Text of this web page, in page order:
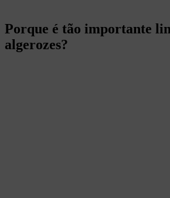
Porque é tão importante
algerozes?